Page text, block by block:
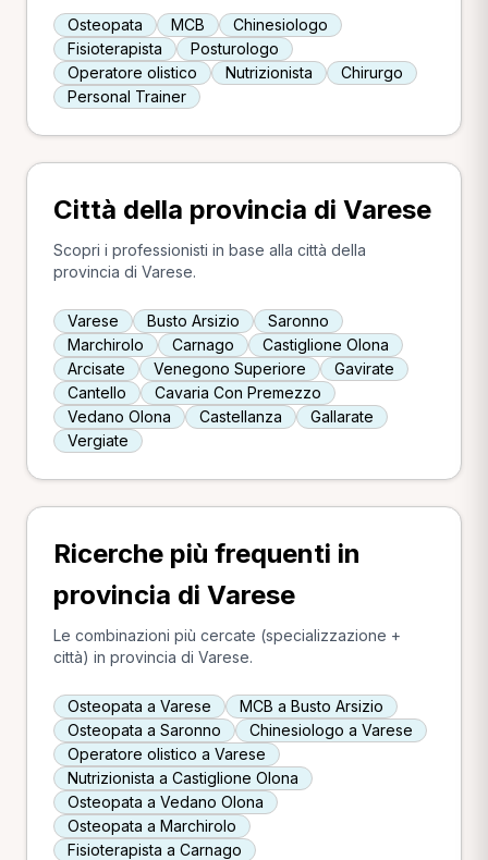
Osteopata MCB
Chinesiologo
Fisioterapista
Posturologo
Operatore olistico
Nutrizionista
Chirurgo
Personal Trainer
Città della provincia di Varese
Scopri i professionisti in base alla città della
provincia di Varese.
Varese Busto Arsizio
Saronno
Marchirolo
Carnago
Castiglione Olona
Arcisate
Venegono Superiore
Gavirate
Cantello
Cavaria Con Premezzo
Vedano Olona
Castellanza
Gallarate
Vergiate
Ricerche più frequenti in
provincia di Varese
Le combinazioni più cercate (specializzazione +
città) in provincia di Varese.
Osteopata a Varese
MCB a Busto Arsizio
Osteopata a Saronno
Chinesiologo a Varese
Operatore olistico a Varese
Nutrizionista a Castiglione Olona
Osteopata a Vedano Olona
Osteopata a Marchirolo
Fisioterapista a Carnago